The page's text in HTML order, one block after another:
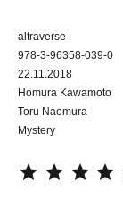
altraverse
978-3-96358-039-0
22.11.2018
Homura Kawamoto
Toru Naomura
Mystery